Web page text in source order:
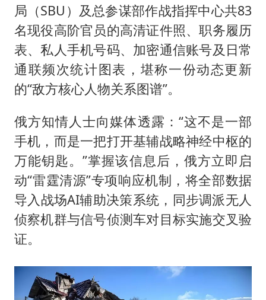
局（SBU）及总参谋部作战指挥中心共83
名现役高阶官员的高清证件照、职务履历
表、私人手机号码、加密通信账号及日常
通联频次统计图表，堪称一份动态更新
的“敌方核心人物关系图谱”。
俄方知情人士向媒体透露：“这不是一部
手机，而是一把打开基辅战略神经中枢的
万能钥匙。”掌握该信息后，俄方立即启
动“雷霆清源”专项响应机制，将全部数据
导入战场AI辅助决策系统，同步调派无人
侦察机群与信号侦测车对目标实施交叉验
证。